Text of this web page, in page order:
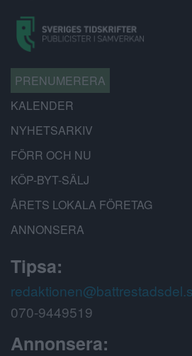
PRENUMERERA
KALENDER
NYHETSARKIV
FÖRR OCH NU
KÖP-BYT-SÄLJ
ÅRETS LOKALA FÖRETAG
ANNONSERA
Tipsa:
070-9449519
Annonsera: